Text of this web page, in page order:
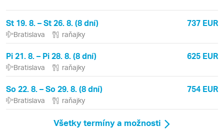
St 19. 8. – St 26. 8. (8 dní) 737 EUR
Bratislava raňajky
Pi 21. 8. – Pi 28. 8. (8 dní) 625 EUR
Bratislava raňajky
So 22. 8. – So 29. 8. (8 dní) 754 EUR
Bratislava raňajky
Všetky termíny a možnosti